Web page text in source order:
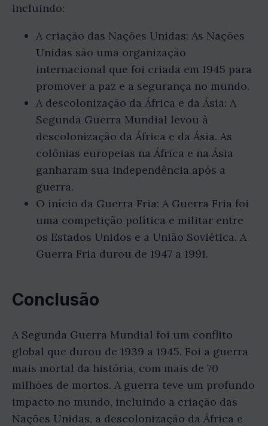
incluindo:
A criação das Nações Unidas: As Nações
Unidas são uma organização
internacional que foi criada em 1945 para
promover a paz e a segurança no mundo.
A descolonização da África e da Ásia: A
Segunda Guerra Mundial levou à
descolonização da África e da Ásia. As
colônias europeias na África e na Ásia
ganharam sua independência após a
guerra.
O início da Guerra Fria: A Guerra Fria foi
uma competição política e militar entre
os Estados Unidos e a União Soviética. A
Guerra Fria durou de 1947 a 1991.
Conclusão
A Segunda Guerra Mundial foi um conflito
global que durou de 1939 a 1945. Foi a guerra
mais mortal da história, com mais de 70
milhões de mortos. A guerra teve um profundo
impacto no mundo, incluindo a criação das
Nações Unidas, a descolonização da África e